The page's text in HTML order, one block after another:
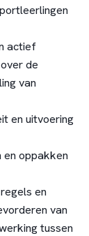
actief
de
van
en uitvoering
oppakken
en
van
tussen